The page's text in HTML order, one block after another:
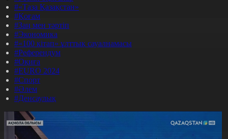
#«Таза Қазақстан»
#Қоғам
#Заң мен тәртіп
#Экономика
#«100 кітап» ұлттық сауалнамасы
#Референдум
#Оқиға
#EURO 2024
#Спорт
#Әлем
#Денсаулық